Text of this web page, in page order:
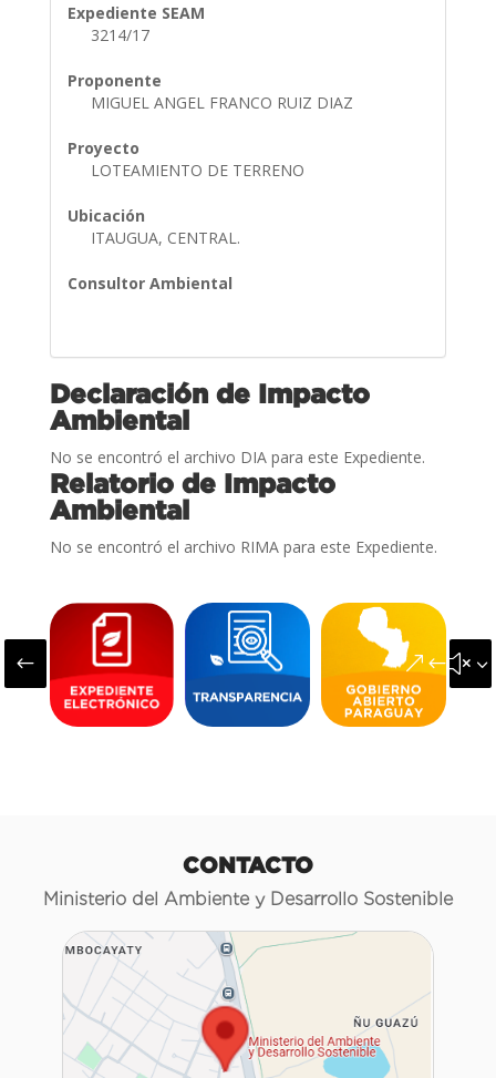
Expediente SEAM
3214/17
Proponente
MIGUEL ANGEL FRANCO RUIZ DIAZ
Proyecto
LOTEAMIENTO DE TERRENO
Ubicación
ITAUGUA, CENTRAL.
Consultor Ambiental
Declaración de Impacto
Ambiental
No se encontró el archivo DIA para este Expediente.
Relatorio de Impacto
Ambiental
No se encontró el archivo RIMA para este Expediente.
#
CONTACTO
Ministerio del Ambiente y Desarrollo Sostenible